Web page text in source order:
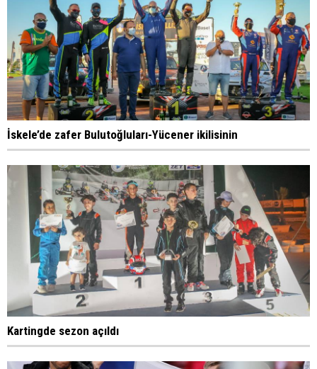
İskele’de zafer Bulutoğluları-Yücener ikilisinin
Kartingde sezon açıldı